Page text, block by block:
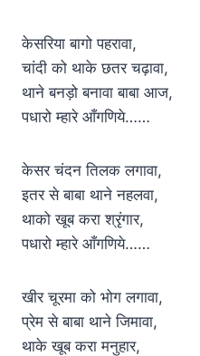
केसरिया बागो पहरावा,
चांदी को थाके छतर चढ़ावा,
थाने बनड़ो बनावा बाबा आज,
पधारो म्हारे आँगणिये……
केसर चंदन तिलक लगावा,
इतर से बाबा थाने नहलवा,
थाको खूब करा श्रृंगार,
पधारो म्हारे आँगणिये……
खीर चूरमा को भोग लगावा,
प्रेम से बाबा थाने जिमावा,
थाके खूब करा मनुहार,